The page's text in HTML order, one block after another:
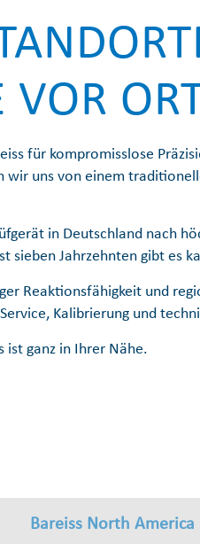
VOR
für kompromisslose
wir uns von einem
in Deutschland nach
sieben Jahrzehnten gibt es
Reaktionsfähigkeit und
Kalibrierung und
ist ganz in Ihrer Nähe.
Bareiss North America